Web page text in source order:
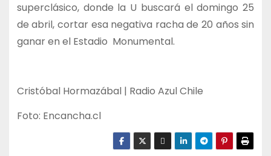
superclásico, donde la U buscará el domingo 25
de abril, cortar esa negativa racha de 20 años sin
ganar en el Estadio Monumental.
Cristóbal Hormazábal | Radio Azul Chile
Foto: Encancha.cl